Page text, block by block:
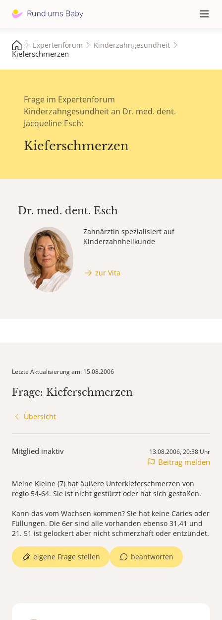
≡
Expertenforum Kinderzahngesundheit
Kieferschmerzen
Frage im Expertenforum
Kinderzahngesundheit an Dr. med. dent.
Jacqueline Esch:
Kieferschmerzen
Dr. med. dent. Esch
Zahnärztin spezialisiert auf
Kinderzahnheilkunde
zur Vita
Letzte Aktualisierung am: 15.08.2006
Frage: Kieferschmerzen
Übersicht
Mitglied inaktiv 13.08.2006, 20:38 Uhr
Beitrag melden
Meine Kleine (7) hat äußere Unterkieferschmerzen von
regio 54-64. Sie ist nicht gestürzt oder hat sich gestoßen.
Kann das vom Wachsen kommen? Sie hat keine Caries oder
Füllungen. Die 6er sind alle vorhanden ebenso 31,41 und
21. 51 ist gelockert aber nicht schmerzhaft oder entzündet.
beantworten
eigene Frage stellen